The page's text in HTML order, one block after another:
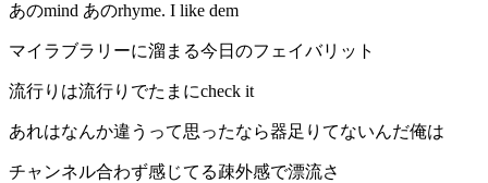
あのmind あのrhyme. I like dem
マイラブラリーに溜まる今日のフェイバリット
流行りは流行りでたまにcheck it
あれはなんか違うって思ったなら器足りてないんだ俺は
チャンネル合わず感じてる疎外感で漂流さ